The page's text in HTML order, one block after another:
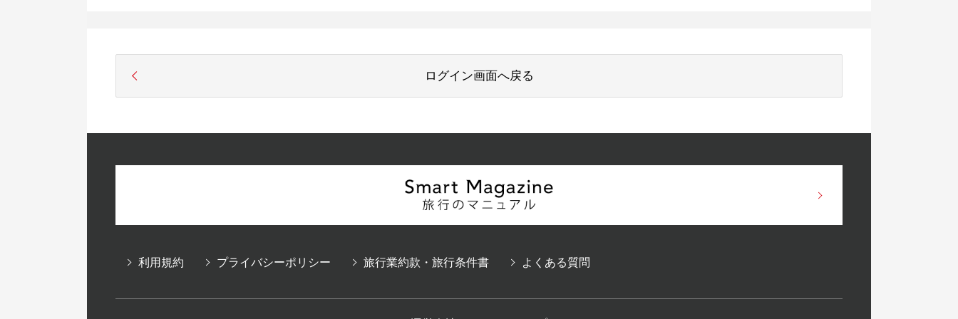
ログイン画面へ戻る
利用規約 プライバシーポリシー 旅行業約款・旅行条件書 よくある質問